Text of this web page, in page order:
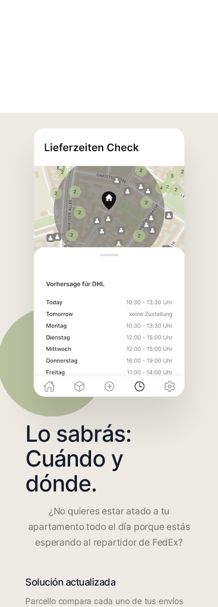
Lo sabrás:
Cuándo y
dónde.
¿No quieres estar atado a tu
apartamento todo el día porque estás
esperando al repartidor de FedEx?
Solución actualizada
Parcello compara cada uno de tus envíos